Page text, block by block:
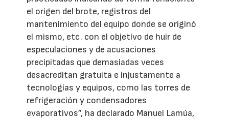
el origen del brote, registros del
mantenimiento del equipo donde se originó
el mismo, etc. con el objetivo de huir de
especulaciones y de acusaciones
precipitadas que demasiadas veces
desacreditan gratuita e injustamente a
tecnologías y equipos, como las torres de
refrigeración y condensadores
evaporativos”, ha declarado Manuel Lamúa,